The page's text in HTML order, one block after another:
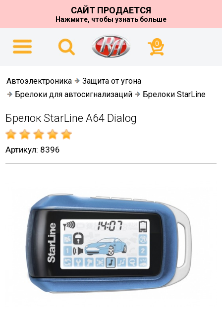
САЙТ ПРОДАЕТСЯ
Нажмите, чтобы узнать больше
0
Автоэлектроника
Защита от угона
Брелоки для автосигнализаций
Брелоки StarLine
Брелок StarLine A64 Dialog
Артикул: 8396